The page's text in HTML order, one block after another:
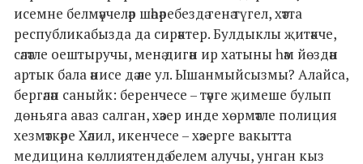
исемне белмәүчеләр шәһәребездә генә түгел, хәтта
республикабызда да сирәктер. Булдыклы җитәкче,
сәләтле оештыручы, менә дигән ир хатыны һәм йөздән
артык бала әнисе дә әле ул. Ышанмыйсызмы? Алайса,
бергәләп саныйк: беренчесе – тәүге җимеше булып
дөньяга аваз салган, хәзер инде хөрмәтле полиция
хезмәткәре Хәлил, икенчесе – хәзерге вакытта
медицина көллиятендә белем алучы, унган кыз